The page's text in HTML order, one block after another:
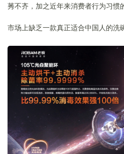
莠不齐，加之近年来消费者行为习惯
市场上缺乏一款真正适合中国人的洗